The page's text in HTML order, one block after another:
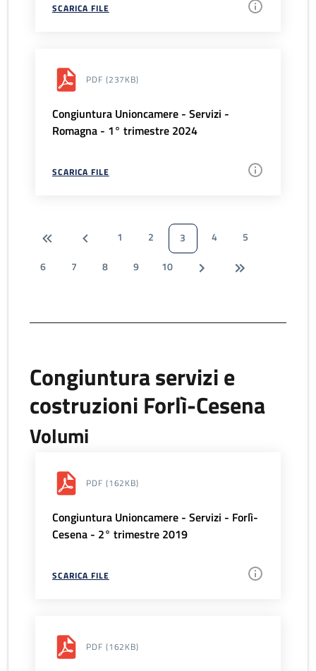
SCARICA FILE
PDF (237KB)
Congiuntura Unioncamere - Servizi -
Romagna - 1° trimestre 2024
SCARICA FILE
1 2 3 4
5
6
7 8 9 10
Congiuntura servizi e
costruzioni Forlì-Cesena
Volumi
PDF (162KB)
Congiuntura Unioncamere - Servizi - Forlì-
Cesena - 2° trimestre 2019
SCARICA FILE
PDF (162KB)